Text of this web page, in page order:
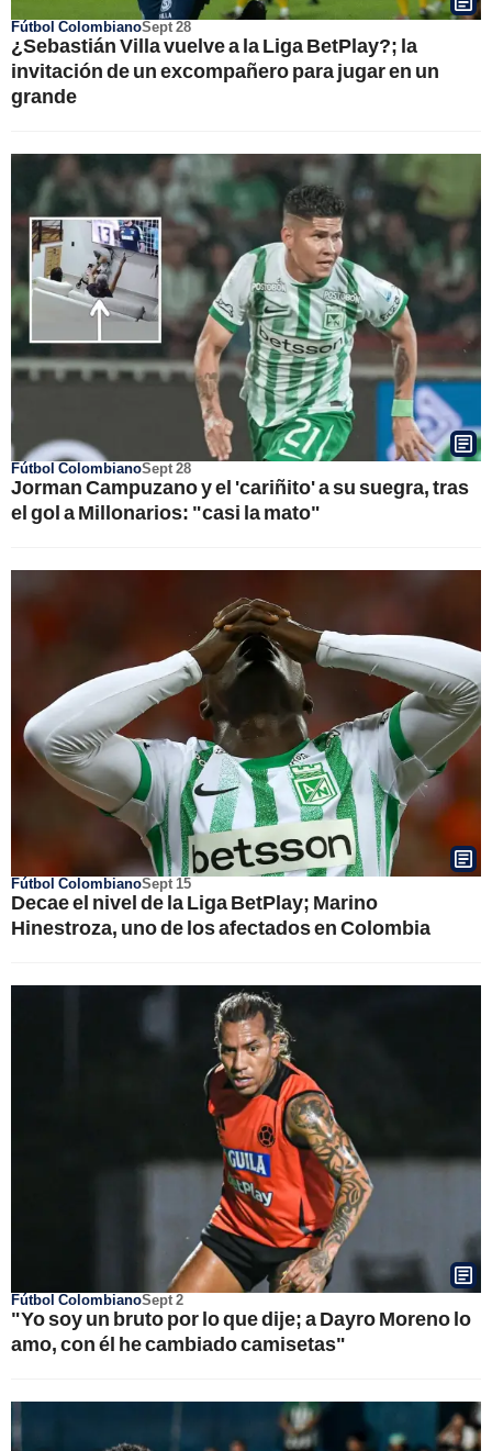
Fútbol ColombianoSept 28
¿Sebastián Villa vuelve a la Liga BetPlay?; la
invitación de un excompañero para jugar en un
grande
Fútbol ColombianoSept 28
Jorman Campuzano y el 'cariñito' a su suegra, tras
el gol a Millonarios: "casi la mato"
Fútbol ColombianoSept 15
Decae el nivel de la Liga BetPlay; Marino
Hinestroza, uno de los afectados en Colombia
Fútbol ColombianoSept 2
"Yo soy un bruto por lo que dije; a Dayro Moreno lo
amo, con él he cambiado camisetas"